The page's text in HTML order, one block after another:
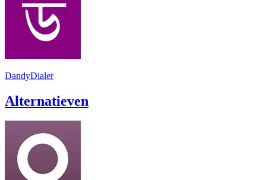
DandyDialer
Alternatieven